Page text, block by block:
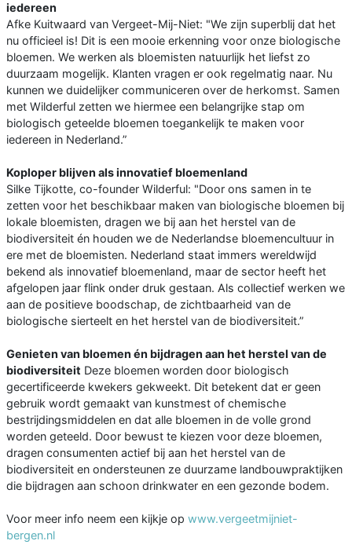
iedereen
Afke Kuitwaard van Vergeet-Mij-Niet: "We zijn superblij dat het
nu officieel is! Dit is een mooie erkenning voor onze biologische
bloemen. We werken als bloemisten natuurlijk het liefst zo
duurzaam mogelijk. Klanten vragen er ook regelmatig naar. Nu
kunnen we duidelijker communiceren over de herkomst. Samen
met Wilderful zetten we hiermee een belangrijke stap om
biologisch geteelde bloemen toegankelijk te maken voor
iedereen in Nederland.”
Koploper blijven als innovatief bloemenland
Silke Tijkotte, co-founder Wilderful: "Door ons samen in te
zetten voor het beschikbaar maken van biologische bloemen bij
lokale bloemisten, dragen we bij aan het herstel van de
biodiversiteit én houden we de Nederlandse bloemencultuur in
ere met de bloemisten. Nederland staat immers wereldwijd
bekend als innovatief bloemenland, maar de sector heeft het
afgelopen jaar flink onder druk gestaan. Als collectief werken we
aan de positieve boodschap, de zichtbaarheid van de
biologische sierteelt en het herstel van de biodiversiteit.”
Genieten van bloemen én bijdragen aan het herstel van de
biodiversiteit Deze bloemen worden door biologisch
gecertificeerde kwekers gekweekt. Dit betekent dat er geen
gebruik wordt gemaakt van kunstmest of chemische
bestrijdingsmiddelen en dat alle bloemen in de volle grond
worden geteeld. Door bewust te kiezen voor deze bloemen,
dragen consumenten actief bij aan het herstel van de
biodiversiteit en ondersteunen ze duurzame landbouwpraktijken
die bijdragen aan schoon drinkwater en een gezonde bodem.
Voor meer info neem een kijkje op www.vergeetmijniet-
bergen.nl